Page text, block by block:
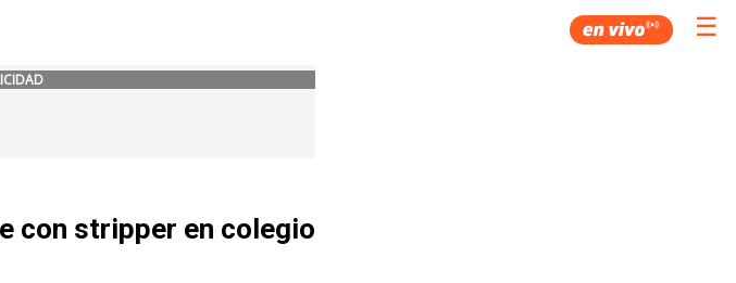
☰
con stripper en colegio